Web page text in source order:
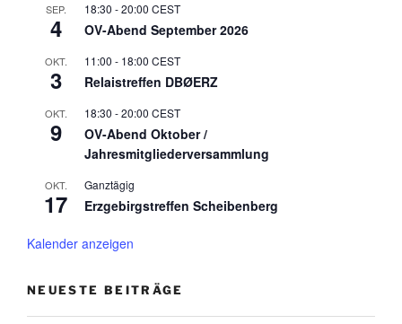
SEP.
4
18:30 -20:00 CEST
OV-Abend September 2026
OKT.
3
11:00 - 18:00 CEST
Relaistreffen DBØERZ
OKT.
9
18:30 -20:00 CEST
OV-Abend Oktober /
Jahresmitgliederversammlung
OKT.
17
Ganztägig
Erzgebirgstreffen Scheibenberg
Kalender anzeigen
NEUESTE BEITRÄGE